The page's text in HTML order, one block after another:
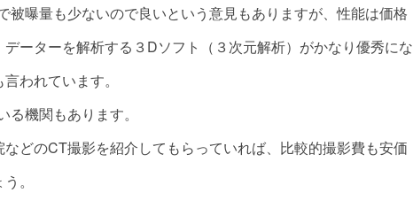
曝量も少ないので良いという意見もありますが、性能は価格
ーターを解析する３Dソフト（３次元解析）がかなり優秀にな
われています。
機関もあります。
どのCT撮影を紹介してもらっていれば、比較的撮影費も安価
。